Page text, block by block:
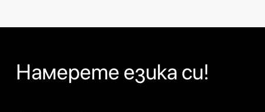
Намерете езика си!